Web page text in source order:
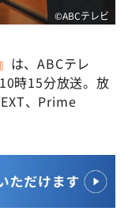
©️ABCテレビ
は、ABCテレ
時15分放送。放
、Prime